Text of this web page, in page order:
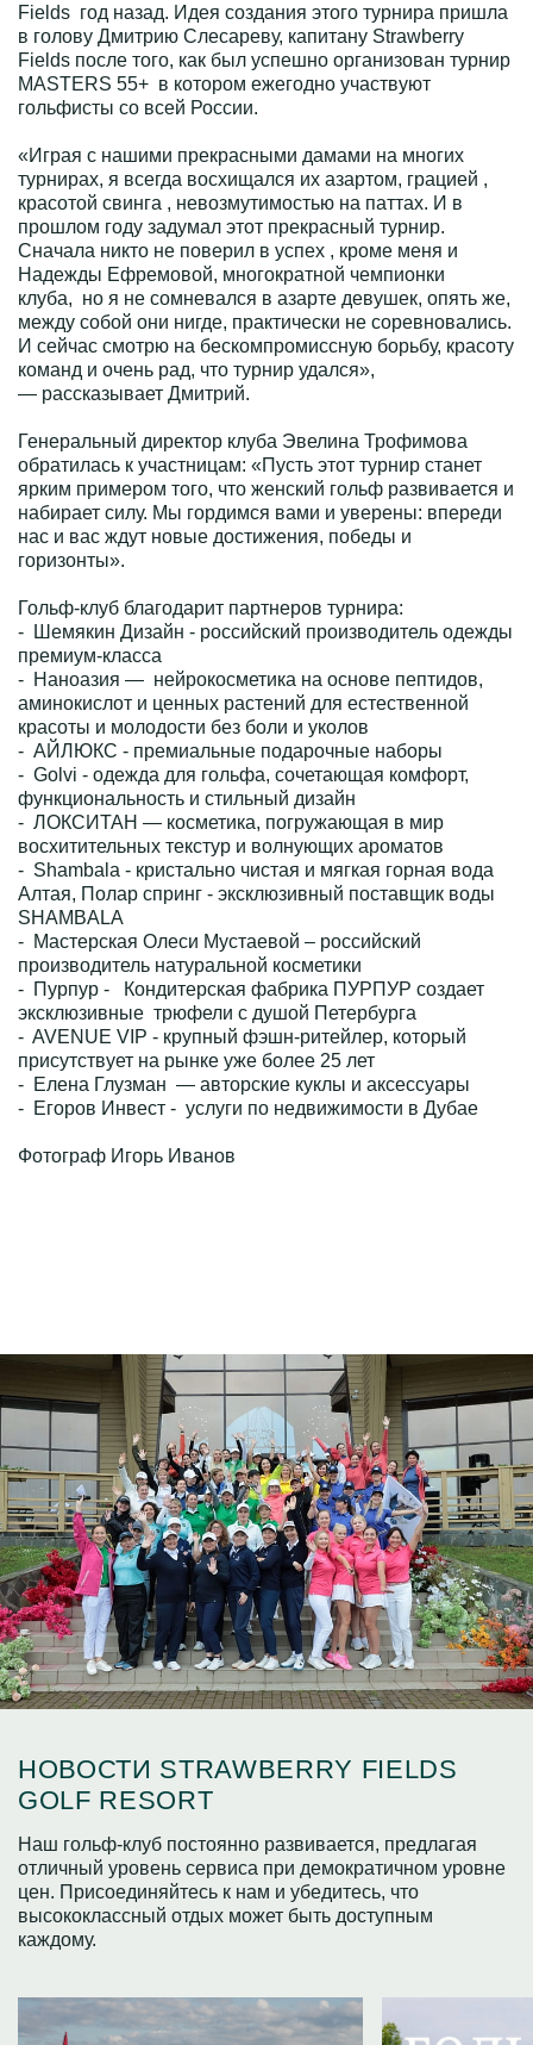
Fields год назад. Идея создания этого турнира пришла
в голову Дмитрию Слесареву, капитану Strawberry
Fields после того, как был успешно организован турнир
MASTERS 55+ в котором ежегодно участвуют
гольфисты со всей России.
«​​​​​​​Играя с нашими прекрасными дамами на многих
турнирах, я всегда восхищался их азартом, грацией ,
красотой свинга , невозмутимостью на паттах. И в
прошлом году задумал этот прекрасный турнир.
Сначала никто не поверил в успех , кроме меня и
Надежды Ефремовой, многократной чемпионки
клуба, но я не сомневался в азарте девушек, опять же,
между собой они нигде, практически не соревновались.
И сейчас смотрю на бескомпромиссную борьбу, красоту
команд и очень рад, что турнир удался»,
— рассказывает Дмитрий.
Генеральный директор клуба Эвелина Трофимова
обратилась к участницам: «Пусть этот турнир станет
ярким примером того, что женский гольф развивается и
набирает силу. Мы гордимся вами и уверены: впереди
нас и вас ждут новые достижения, победы и
горизонты».
Гольф-клуб благодарит партнеров турнира:
- Шемякин Дизайн - российский производитель одежды
премиум-класса
- Наноазия — нейрокосметика на основе пептидов,
аминокислот и ценных растений для естественной
красоты и молодости без боли и уколов
- АЙЛЮКС - премиальные подарочные наборы
- Golvi - одежда для гольфа, сочетающая комфорт,
функциональность и стильный дизайн
- ЛОКСИТАН — косметика, погружающая в мир
восхитительных текстур и волнующих ароматов
- Shambala - кристально чистая и мягкая горная вода
Алтая, Полар спринг - эксклюзивный поставщик воды
SHAMBALA
- Мастерская Олеси Мустаевой – российский
производитель натуральной косметики
- Пурпур - Кондитерская фабрика ПУРПУР создает
эксклюзивные трюфели с душой Петербурга
- AVENUE VIP - крупный фэшн-ритейлер, который
присутствует на рынке уже более 25 лет
- Елена Глузман — авторские куклы и аксессуары
- Егоров Инвест - услуги по недвижимости в Дубае
Фотограф Игорь Иванов
НОВОСТИ STRAWBERRY FIELDS
GOLF RESORT
Наш гольф-клуб постоянно развивается, предлагая
отличный уровень сервиса при демократичном уровне
цен. Присоединяйтесь к нам и убедитесь, что
высококлассный отдых может быть доступным
каждому.